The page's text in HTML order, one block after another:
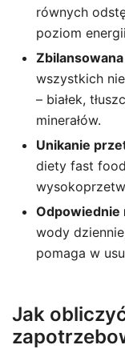
równych
poziom
wszystkich
– białek,
minerałów.
Unikanie
diety fast
Odpowiednie
wody
pomaga w
Jak